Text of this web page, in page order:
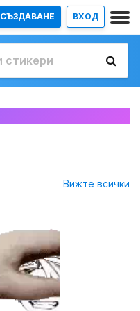
СЪЗДАВАНЕ ВХОД
Вижте всички